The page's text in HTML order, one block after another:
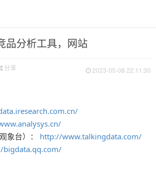
品分析工具，网站
分享 2023-05-08 22:11:30
象台）： http://www.talkingdata.com/
bigdata.qq.com/